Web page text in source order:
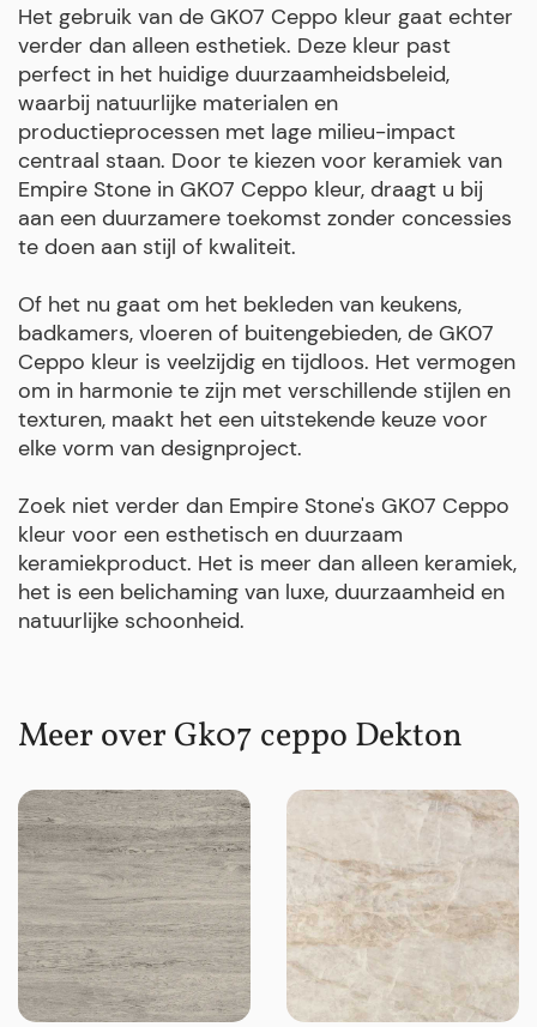
Het gebruik van de GK07 Ceppo kleur gaat echter
verder dan alleen esthetiek. Deze kleur past
perfect in het huidige duurzaamheidsbeleid,
waarbij natuurlijke materialen en
productieprocessen met lage milieu-impact
centraal staan. Door te kiezen voor keramiek van
Empire Stone in GK07 Ceppo kleur, draagt u bij
aan een duurzamere toekomst zonder concessies
te doen aan stijl of kwaliteit.
Of het nu gaat om het bekleden van keukens,
badkamers, vloeren of buitengebieden, de GK07
Ceppo kleur is veelzijdig en tijdloos. Het vermogen
om in harmonie te zijn met verschillende stijlen en
texturen, maakt het een uitstekende keuze voor
elke vorm van designproject.
Zoek niet verder dan Empire Stone's GK07 Ceppo
kleur voor een esthetisch en duurzaam
keramiekproduct. Het is meer dan alleen keramiek,
het is een belichaming van luxe, duurzaamheid en
natuurlijke schoonheid.
Meer over Gk07 ceppo Dekton